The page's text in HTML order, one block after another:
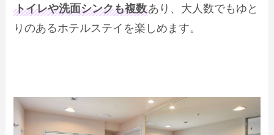
トイレや洗面シンクも複数あり、大人数でもゆと
りのあるホテルステイを楽しめます。